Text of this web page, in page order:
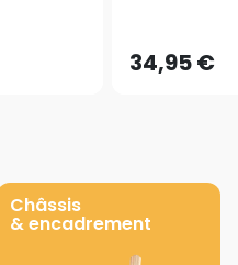
34,95 €
Châssis
& encadrement